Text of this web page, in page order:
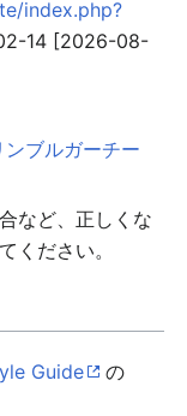
index.php?
14 [2026-08-
ブルガーチー
など、正しくな
ください。
Guide
の